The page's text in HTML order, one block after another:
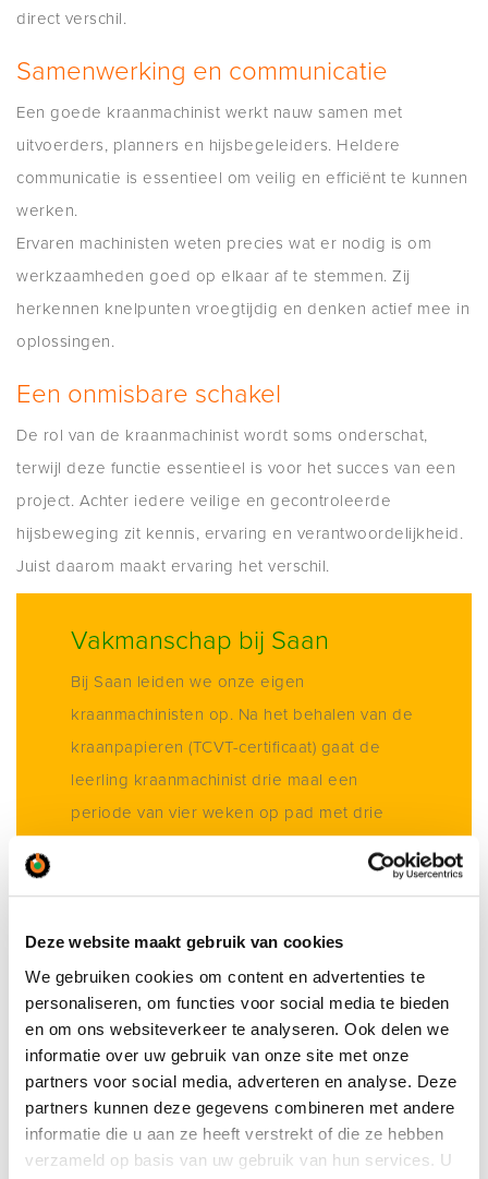
Deze website maakt gebruik van cookies
We gebruiken cookies om content en advertenties te
personaliseren, om functies voor social media te bieden
en om ons websiteverkeer te analyseren. Ook delen we
informatie over uw gebruik van onze site met onze
partners voor social media, adverteren en analyse. Deze
partners kunnen deze gegevens combineren met andere
informatie die u aan ze heeft verstrekt of die ze hebben
verzameld op basis van uw gebruik van hun services. U
direct verschil.
Samenwerking en communicatie
Een goede kraanmachinist werkt nauw samen met
uitvoerders, planners en hijsbegeleiders. Heldere
communicatie is essentieel om veilig en efficiënt te kunnen
werken.
Ervaren machinisten weten precies wat er nodig is om
werkzaamheden goed op elkaar af te stemmen. Zij
herkennen knelpunten vroegtijdig en denken actief mee in
oplossingen.
Een onmisbare schakel
De rol van de kraanmachinist wordt soms onderschat,
terwijl deze functie essentieel is voor het succes van een
project. Achter iedere veilige en gecontroleerde
hijsbeweging zit kennis, ervaring en verantwoordelijkheid.
Juist daarom maakt ervaring het verschil.
Vakmanschap bij Saan
Bij Saan leiden we onze eigen
kraanmachinisten op. Na het behalen van de
kraanpapieren (TCVT-certificaat) gaat de
leerling kraanmachinist drie maal een
periode van vier weken op pad met drie
periode kan de kraanmachinist meestal
onze meest ervaren kraanmachinisten die
hun kennis graag doorgeven.
Door te investeren in opleiding,
praktijkervaring en modern materieel zorgen
wij ervoor dat projecten veilig en efficiënt
uitgevoerd kunnen worden. Lees meer over
SaanKraanverhuur.